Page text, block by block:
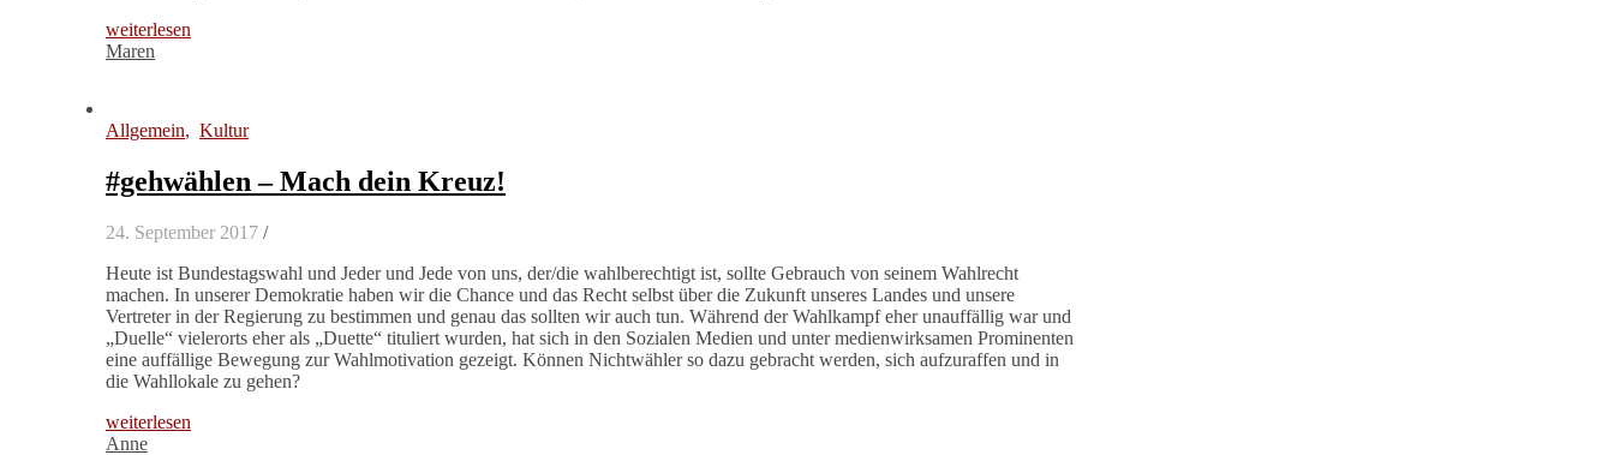
weiterlesen
Maren
Allgemein, Kultur
#gehwählen – Mach dein Kreuz!
24. September 2017 /
Heute ist Bundestagswahl und Jeder und Jede von uns, der/die wahlberechtigt ist, sollte Gebrauch von seinem Wahlrecht
machen. In unserer Demokratie haben wir die Chance und das Recht selbst über die Zukunft unseres Landes und unsere
Vertreter in der Regierung zu bestimmen und genau das sollten wir auch tun. Während der Wahlkampf eher unauffällig war und
„Duelle“ vielerorts eher als „Duette“ tituliert wurden, hat sich in den Sozialen Medien und unter medienwirksamen Prominenten
eine auffällige Bewegung zur Wahlmotivation gezeigt. Können Nichtwähler so dazu gebracht werden, sich aufzuraffen und in
die Wahllokale zu gehen?
weiterlesen
Anne